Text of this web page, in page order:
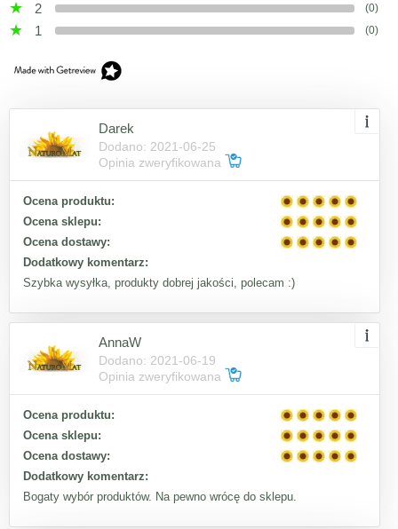
2 (0)
1 (0)
Darek
Dodano: 2021-06-25
Opinia zweryfikowana
Ocena produktu:
Ocena sklepu:
Ocena dostawy:
Dodatkowy komentarz:
Szybka wysyłka, produkty dobrej jakości, polecam :)
AnnaW
Dodano: 2021-06-19
Opinia zweryfikowana
Ocena produktu:
Ocena sklepu:
Ocena dostawy:
Dodatkowy komentarz:
Bogaty wybór produktów. Na pewno wrócę do sklepu.